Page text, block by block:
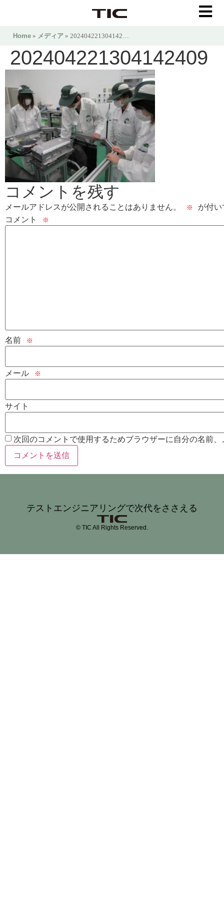
Home » メディア » 202404221304142…
202404221304142409
コメントを残す
メールアドレスが公開されることはありません。 ※
が付
コメント
※
名前 ※
メール ※
サイト
次回のコメントで使用するためブラウザーに自分の名前
テストエンジニアリングで次代をささえる
© TIC All Rights Reserved.